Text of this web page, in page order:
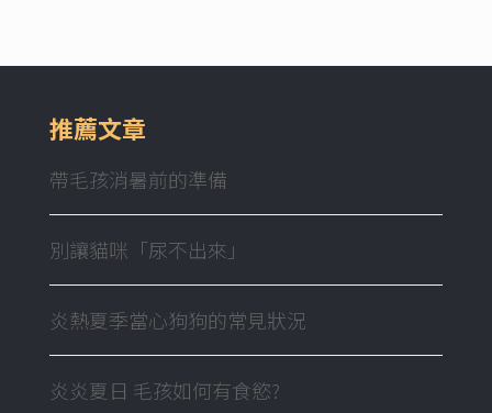
推薦文章
帶毛孩消暑前的準備
別讓貓咪「尿不出來」
炎熱夏季當心狗狗的常見狀況
炎炎夏日 毛孩如何有食慾?